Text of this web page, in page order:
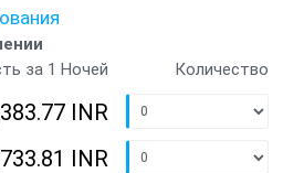
за 1 Ночей
Количество
INR
INR